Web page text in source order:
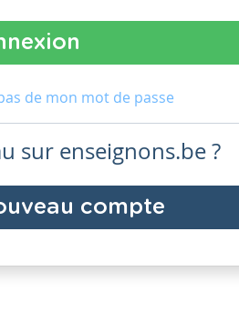
de mon mot de passe
sur enseignons.be ?
compte